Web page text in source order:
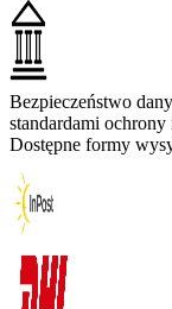
Bezpieczeństwo
standardami
Dostępne formy